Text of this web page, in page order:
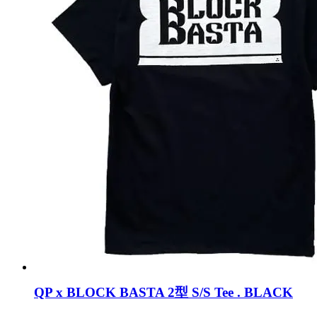
QP x BLOCK BASTA 2型 S/S Tee . BLACK